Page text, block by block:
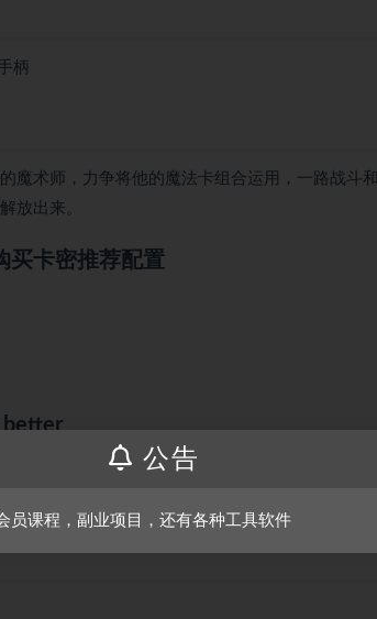
柄
魔术师，力争将他的魔法卡组合运用，一路战斗和
放出来。
买卡密推荐配置
better
公告
员课程，副业项目，还有各种工具软件